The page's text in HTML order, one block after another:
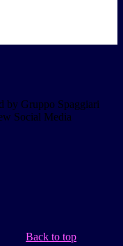
by Gruppo Spaggiari
Social Media
Back to top